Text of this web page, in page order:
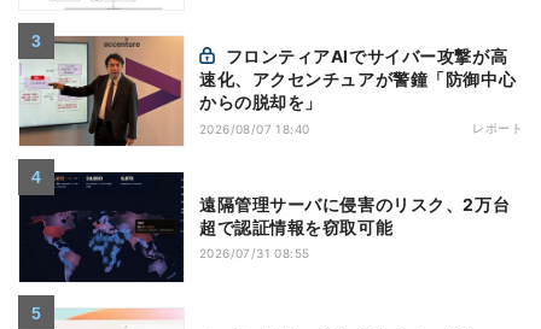
速化、アクセンチュアが警鐘「防御中心
からの脱却を」
2026/08/07 18:40 レポート
遠隔管理サーバに侵害のリスク、2万台
超で認証情報を窃取可能
2026/07/31 08:55